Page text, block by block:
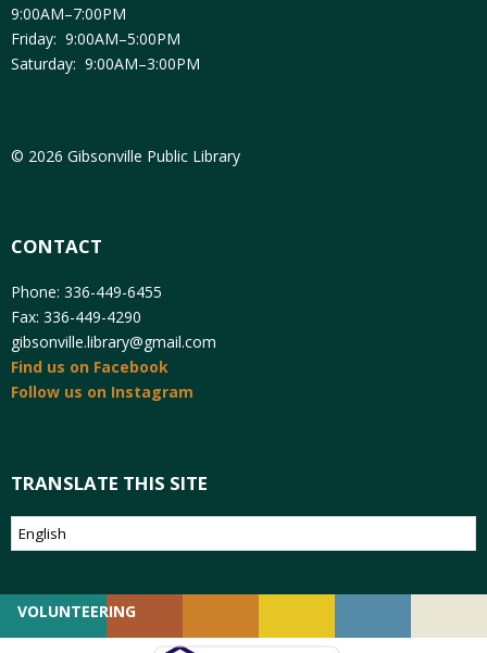
9:00AM–7:00PM
Friday: 9:00AM–5:00PM
Saturday: 9:00AM–3:00PM
© 2026 Gibsonville Public Library
CONTACT
Phone: 336-449-6455
Fax: 336-449-4290
gibsonville.library@gmail.com
Find us on Facebook
Follow us on Instagram
TRANSLATE THIS SITE
VOLUNTEERING